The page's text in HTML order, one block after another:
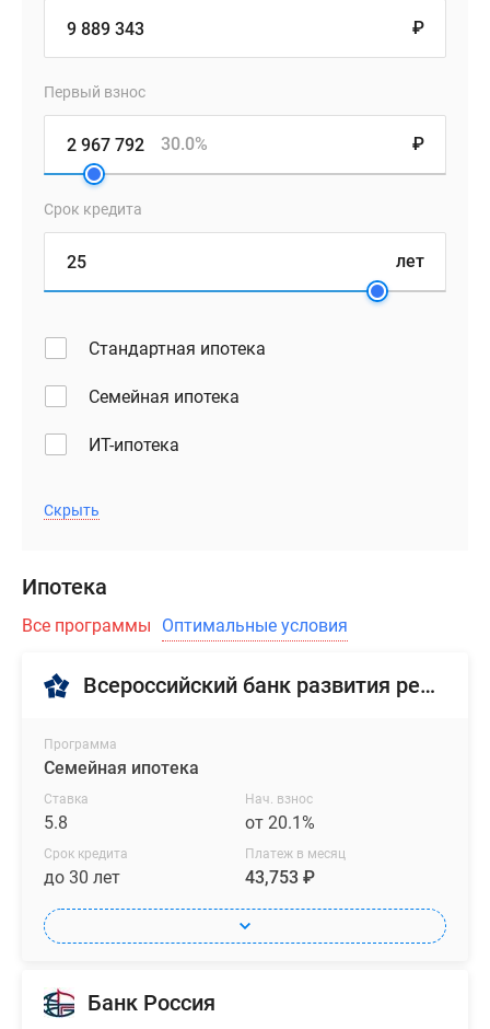
₽
Первый взнос
₽
30.0%
Срок кредита
лет
Стандартная ипотека
Семейная ипотека
ИТ-ипотека
Скрыть
Ипотека
Все программы Оптимальные условия
Всероссийский банк развития регионов
Программа
Семейная ипотека
Ставка
5.8
Нач. взнос
от 20.1%
Срок кредита
до 30 лет
Платеж в месяц
43,753 ₽
Банк Россия